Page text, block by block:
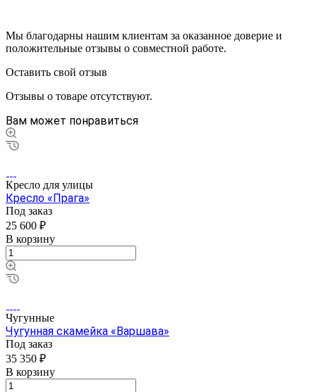
Мы благодарны нашим клиентам за оказанное доверие и
положительные отзывы о совместной работе.
Оставить свой отзыв
Отзывы о товаре отсутствуют.
Вам может понравиться
Кресло для улицы
Кресло «Прага»
Под заказ
25 600 ₽
В корзину
Чугунные
Чугунная скамейка «Варшава»
Под заказ
35 350 ₽
В корзину